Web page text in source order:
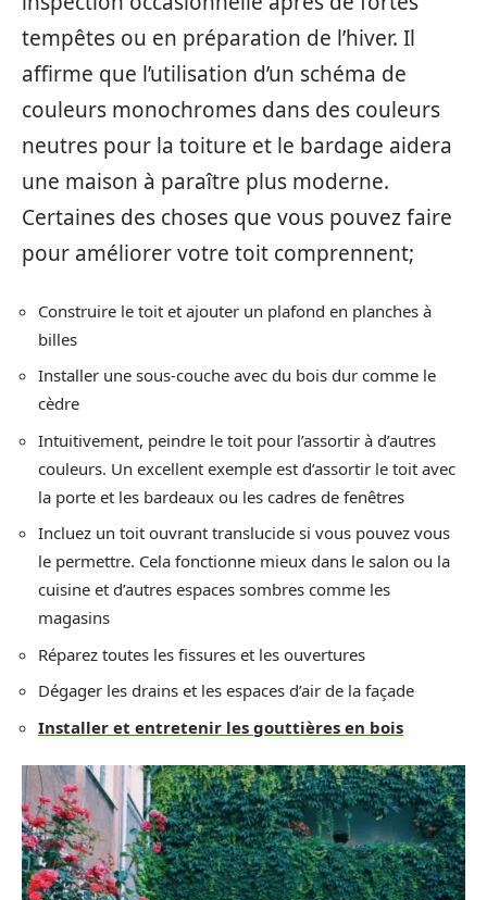
tempêtes ou en préparation de l’hiver. Il
affirme que l’utilisation d’un schéma de
couleurs monochromes dans des couleurs
neutres pour la toiture et le bardage aidera
une maison à paraître plus moderne.
Certaines des choses que vous pouvez faire
pour améliorer votre toit comprennent;
Construire le toit et ajouter un plafond en planches à
billes
Installer une sous-couche avec du bois dur comme le
cèdre
Intuitivement, peindre le toit pour l’assortir à d’autres
couleurs. Un excellent exemple est d’assortir le toit avec
la porte et les bardeaux ou les cadres de fenêtres
Incluez un toit ouvrant translucide si vous pouvez vous
le permettre. Cela fonctionne mieux dans le salon ou la
cuisine et d’autres espaces sombres comme les
magasins
Réparez toutes les fissures et les ouvertures
Dégager les drains et les espaces d’air de la façade
Installer et entretenir les gouttières en bois